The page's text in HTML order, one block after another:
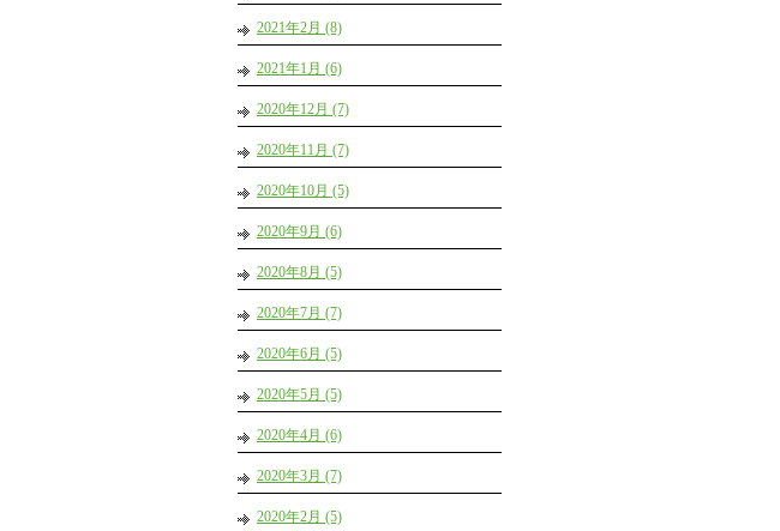
2021年2月 (8)
2021年1月 (6)
2020年12月 (7)
2020年11月 (7)
2020年10月 (5)
2020年9月 (6)
2020年8月 (5)
2020年7月 (7)
2020年6月 (5)
2020年5月 (5)
2020年4月 (6)
2020年3月 (7)
2020年2月 (5)